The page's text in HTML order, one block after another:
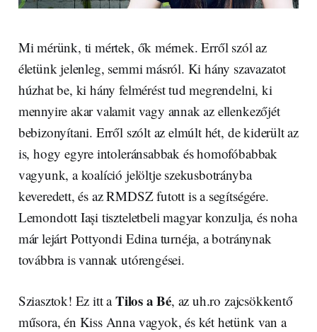
Mi mérünk, ti mértek, ők mérnek. Erről szól az
életünk jelenleg, semmi másról. Ki hány szavazatot
húzhat be, ki hány felmérést tud megrendelni, ki
mennyire akar valamit vagy annak az ellenkezőjét
bebizonyítani. Erről szólt az elmúlt hét, de kiderült az
is, hogy egyre intoleránsabbak és homofóbabbak
vagyunk, a koalíció jelöltje szekusbotrányba
keveredett, és az RMDSZ futott is a segítségére.
Lemondott Iași tiszteletbeli magyar konzulja, és noha
már lejárt Pottyondi Edina turnéja, a botránynak
továbbra is vannak utórengései.
Sziasztok! Ez itt aTilos a Bé, az uh.ro zajcsökkentő
műsora, én Kiss Anna vagyok, és két hetünk van a